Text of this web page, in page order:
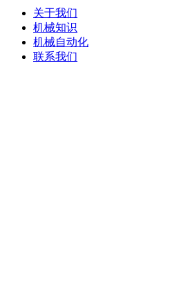
关于我们
机械知识
机械自动化
联系我们